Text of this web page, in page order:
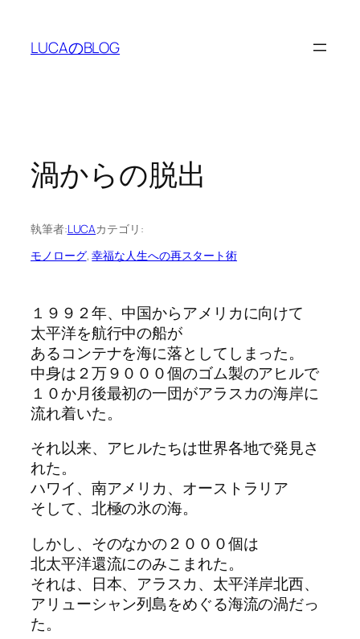
LUCAのBLOG
渦からの脱出
執筆者:LUCAカテゴリ:
モノローグ, 幸福な人生への再スタート術
１９９２年、中国からアメリカに向けて
太平洋を航行中の船が
あるコンテナを海に落としてしまった。
中身は２万９０００個のゴム製のアヒルで
１０か月後最初の一団がアラスカの海岸に
流れ着いた。
それ以来、アヒルたちは世界各地で発見さ
れた。
ハワイ、南アメリカ、オーストラリア
そして、北極の氷の海。
しかし、そのなかの２０００個は
北太平洋還流にのみこまれた。
それは、日本、アラスカ、太平洋岸北西、
アリューシャン列島をめぐる海流の渦だっ
た。